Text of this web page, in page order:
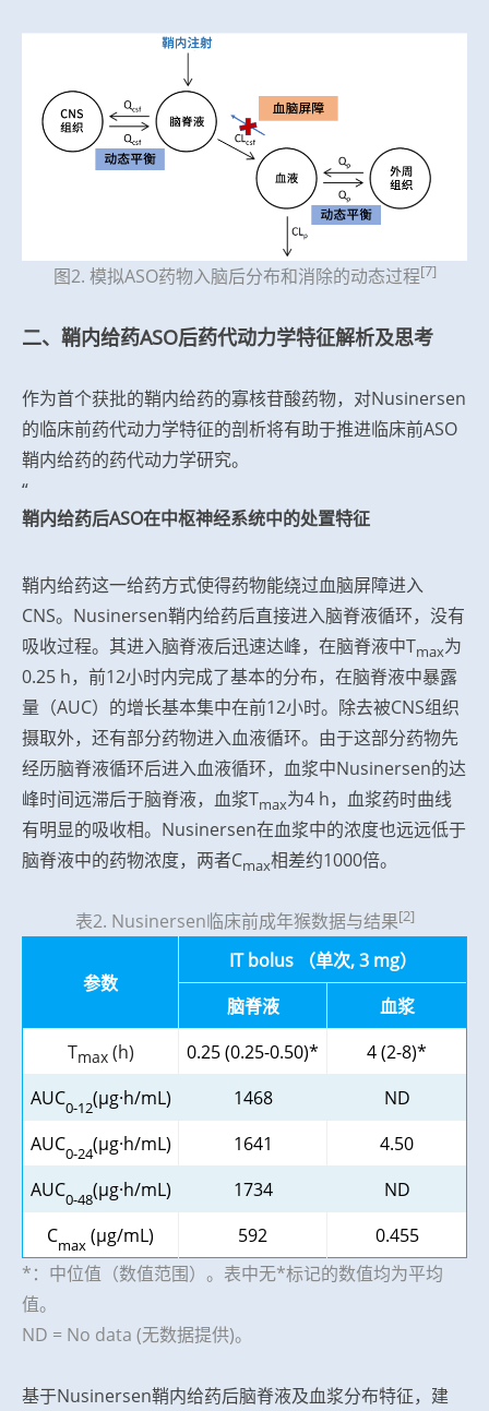
图2. 模拟ASO药物入脑后分布和消除的动态过程[7]
二、鞘内给药ASO后药代动力学特征解析及思考
作为首个获批的鞘内给药的寡核苷酸药物，对Nusinersen
的临床前药代动力学特征的剖析将有助于推进临床前ASO
鞘内给药的药代动力学研究。
“
鞘内给药后ASO在中枢神经系统中的处置特征
鞘内给药这一给药方式使得药物能绕过血脑屏障进入
CNS。Nusinersen鞘内给药后直接进入脑脊液循环，没有
吸收过程。其进入脑脊液后迅速达峰，在脑脊液中Tmax为
0.25 h，前12小时内完成了基本的分布，在脑脊液中暴露
量（AUC）的增长基本集中在前12小时。除去被CNS组织
摄取外，还有部分药物进入血液循环。由于这部分药物先
经历脑脊液循环后进入血液循环，血浆中Nusinersen的达
峰时间远滞后于脑脊液，血浆Tmax为4 h，血浆药时曲线
有明显的吸收相。Nusinersen在血浆中的浓度也远远低于
脑脊液中的药物浓度，两者Cmax相差约1000倍。
表2. Nusinersen临床前成年猴数据与结果[2]
参数
IT bolus （单次, 3 mg）
脑脊液
血浆
Tmax(h) 0.25 (0.25-0.50)*
4 (2-8)*
AUC0-12(μg·h/mL) 1468
ND
AUC0-24(μg·h/mL) 1641
4.50
AUC0-48(μg·h/mL) 1734
ND
Cmax (μg/mL) 592
0.455
*：中位值（数值范围）。表中无*标记的数值均为平均
值。
ND = No data (无数据提供)。
基于Nusinersen鞘内给药后脑脊液及血浆分布特征，建